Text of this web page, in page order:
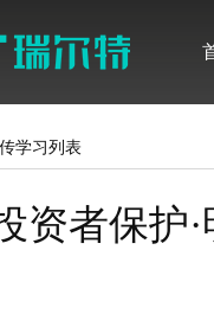
智能系列
解决方案
学习列表
投资者保